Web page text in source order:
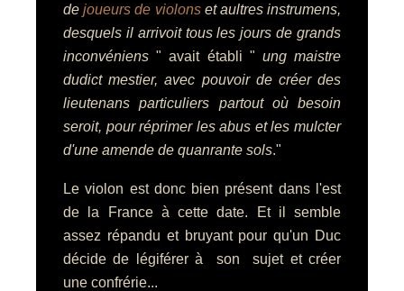
dejoueurs de violonset aultres instrumens,
desquels il arrivoit tous les jours de grands
inconvéniens " avait établi " ung maistre
dudict mestier, avec pouvoir de créer des
lieutenans particuliers partout où besoin
seroit, pour réprimer les abus et les mulcter
d'une amende de quanrante sols."
Le violon est donc bien présent dans l'est
de la France à cette date. Et il semble
assez répandu et bruyant pour qu'un Duc
décide de légiférer à son sujet et créer
une confrérie...